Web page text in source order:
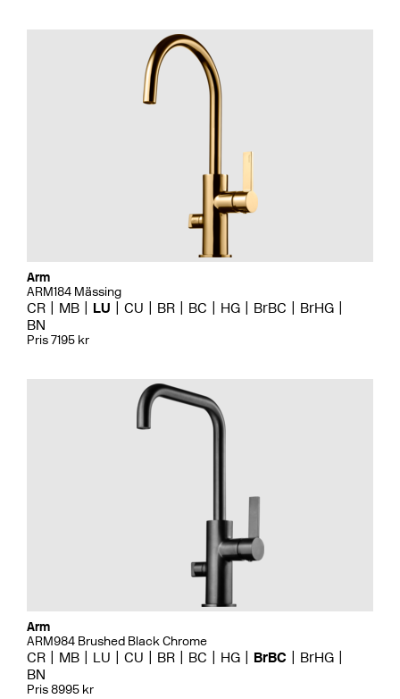
Arm
ARM184 Mässing
CR MB LU CU BR BC HG BrBC
BrHG
BN
Pris 7195 kr
Arm
ARM984 Brushed Black Chrome
CR MB LU CU BR BC HG BrBC
BrHG
BN
Pris 8995 kr